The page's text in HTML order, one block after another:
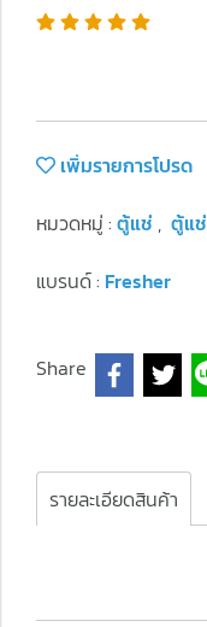
เพิ่มรายการโปรด
หมวดหมู่ : ตู้แช่ , ตู้แช่
แบรนด์ : Fresher
Share
รายละเอียดสินค้า